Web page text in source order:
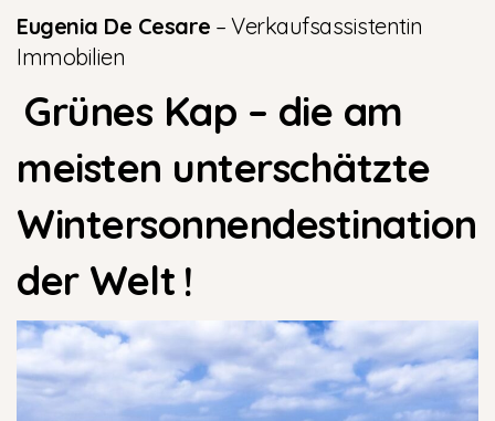
Eugenia De Cesare – Verkaufsassistentin
Immobilien
Grünes Kap – die am
meisten unterschätzte
Wintersonnendestination
der Welt !